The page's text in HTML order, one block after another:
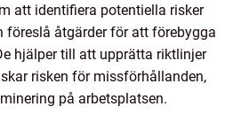
att identifiera potentiella risker
föreslå åtgärder för att förebygga
hjälper till att upprätta riktlinjer
risken för missförhållanden,
på arbetsplatsen.